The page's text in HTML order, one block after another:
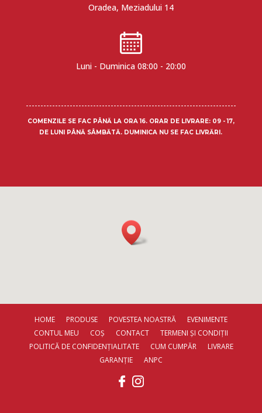
Oradea, Meziadului 14
Luni - Duminica 08:00 - 20:00
COMENZILE SE FAC PÂNĂ LA ORA 16. ORAR DE LIVRARE: 09 - 17,
DE LUNI PÂNĂ SÂMBĂTĂ. DUMINICA NU SE FAC LIVRĂRI.
HOME PRODUSE POVESTEA NOASTRĂ
EVENIMENTE
CONTUL MEU
COȘ CONTACT
TERMENI ȘI CONDIȚII
POLITICĂ DE CONFIDENȚIALITATE
CUM CUMPĂR
LIVRARE
GARANȚIE
ANPC